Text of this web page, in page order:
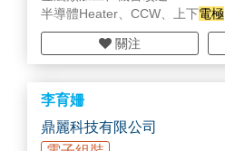
半導體Heater、CCW、上下電極
關注
李育姍
鼎麗科技有限公司